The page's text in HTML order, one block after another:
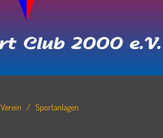
Verein
Sportanlagen